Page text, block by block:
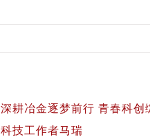
深耕冶金逐梦前行 青春科
科技工作者马瑞